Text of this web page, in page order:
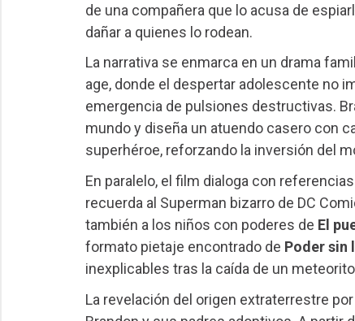
de una compañera que lo acusa de
dañar a quienes lo rodean.
La narrativa se enmarca en un drama
age, donde el despertar adolescente no
emergencia de pulsiones destructivas.
mundo y diseña un atuendo casero con
superhéroe, reforzando la inversión del
En paralelo, el film dialoga con
recuerda al Superman bizarro de DC
también a los niños con poderes de El
formato pietaje encontrado de Poder sin
inexplicables tras la caída de un
La revelación del origen extraterrestre